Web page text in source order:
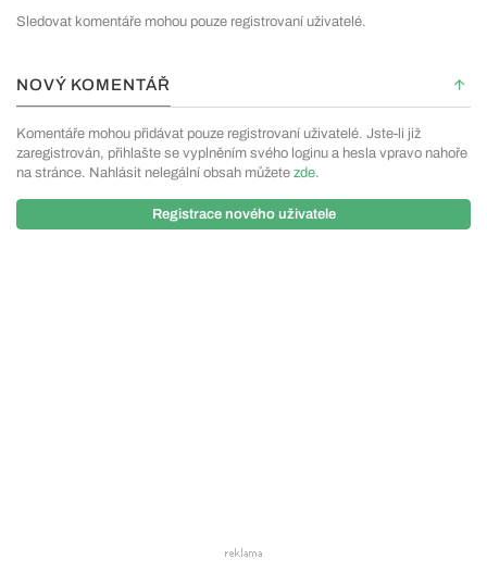
Sledovat komentáře mohou pouze registrovaní uživatelé.
NOVÝ KOMENTÁŘ
Komentáře mohou přidávat pouze registrovaní uživatelé. Jste-li již
zaregistrován, přihlašte se vyplněním svého loginu a hesla vpravo nahoře
na stránce. Nahlásit nelegální obsah můžete zde.
Registrace nového uživatele